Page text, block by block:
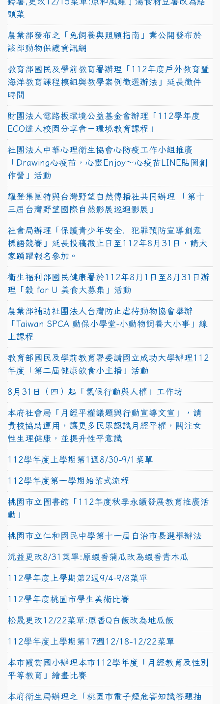
頭菜
農業部發布之「兔飼養與照顧指南」業公開發布於
該部動物保護資訊網
教育部國民及學前教育署辦理「112年度戶外教育暨
海洋教育課程模組與教學案例徵選辦法」延長徵件
時間
財團法人電路板環境公益基金會辦理「112學年度
ECO達人校園分享會－環境教育課程」
社團法人中華心理衛生協會心防疫工作小組推廣
「Drawing心疫苗，心靈Enjoy〜心疫苗LINE貼圖創
作營」活動
耀登集團特與台灣野望自然傳播社共同辦理 「第十
三屆台灣野望國際自然影展巡迴影展」
社會局辦理「保護青少年安全．犯罪預防宣導創意
標語競賽」延長投稿截止日至112年8月31日，請大
家踴躍報名參加。
衛生福利部國民健康署於112年8月1日至8月31日辦
理「穀 for U 美食大募集」活動
農業部補助社團法人台灣防止虐待動物協會舉辦
「Taiwan SPCA 動保小學堂-小動物飼養大小事」線
上課程
教育部國民及學前教育署委請國立成功大學辦理112
年度「第二屆健康飲食小主播」活動
8月31日（四）起「氣候行動與人權」工作坊
本府社會局「月經平權議題與行動宣導文宣」，請
貴校協助運用，讓更多民眾認識月經平權，關注女
性生理健康，並提升性平意識
112學年度上學期第1週8/30-9/1菜單
112學年度第一學期始業式流程
桃園市立圖書館「112年度秋季永續發展教育推廣活
動」
桃園市立仁和國民中學第十一屆自治市長選舉辦法
沅益更改8/31菜單:原蝦香蒲瓜改為蝦香青木瓜
112學年度上學期第2週9/4-9/8菜單
112學年度桃園市學生美術比賽
松晟更改12/22菜單:原香Q白飯改為地瓜飯
112學年度上學期第17週12/18-12/22菜單
本市霞雲國小辦理本市112學年度「月經教育及性別
平等教育」繪畫比賽
本府衛生局辦理之「桃園市電子煙危害知識答題抽